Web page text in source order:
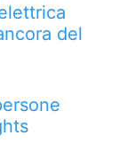
del